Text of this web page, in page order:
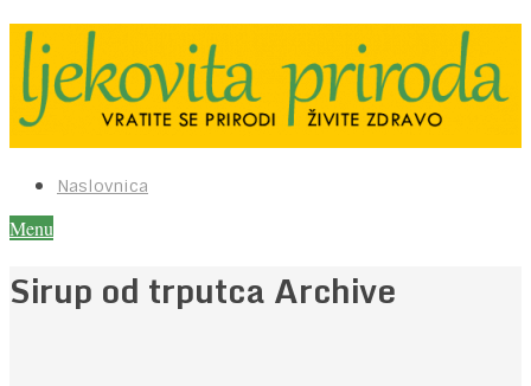
Naslovnica
Menu
Sirup od trputca Archive